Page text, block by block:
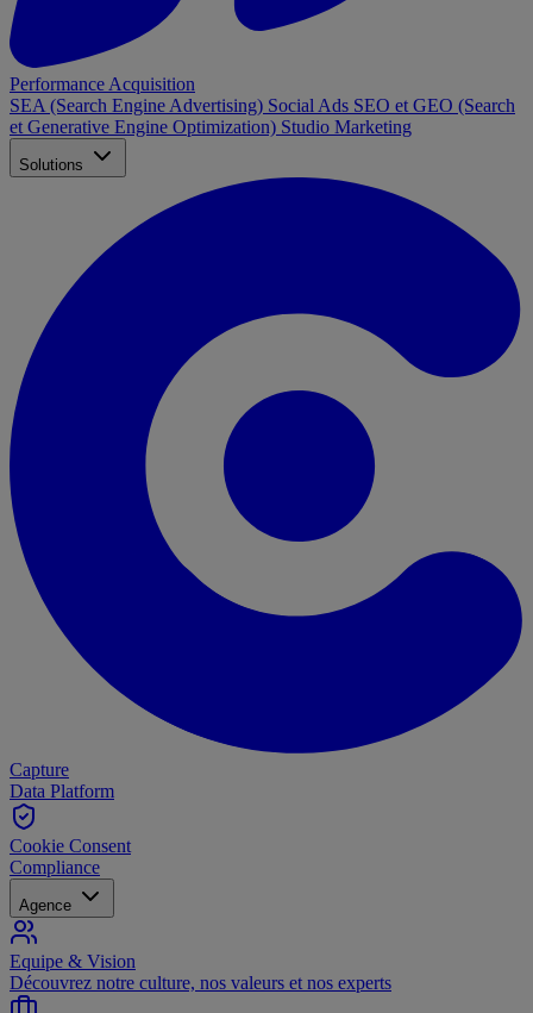
Performance Acquisition
SEA (Search Engine Advertising) Social Ads SEO et GEO (Search
et Generative Engine Optimization) Studio Marketing
Solutions
Capture
Data Platform
Cookie Consent
Compliance
Agence
Equipe & Vision
Découvrez notre culture, nos valeurs et nos experts